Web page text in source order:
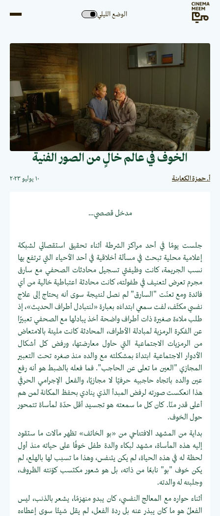
الوضع الليلي
الخوف في عالم خالٍ من الصور الفنية
أ. حمزة الكعابنة ١٠ يوليو ٢٠٢٣
مدخل قصصي…
جلست يومًا في أحد مراكز الشرطة أثناء تحقيق استقصائي لشبكة
إعلامية محلية تبحث في مسألة أخلاقية في أحد الأحياء التي ترتفع بها
نسب الجريمة، كانت وظيفتي تسجيل محادثات الصحفي مع سارق
مجرم تعرض لتعنيف في طفولته، كانت محادثة اعتباطية خالية من أي
فائدة ومع تعنّت "السارق" لم نصل لنتيجة سوى أنه يحتاج إلى علاج
نفسي مكثّف، لفت سمعي ابتداءَه بعبارة «لنتبادل أطراف الحديث»، إذ
طلب ملاءة صغيرة ذات أطراف واضحة أخذ يبادلها مع الصحفي تعبيرًا
عن الفكرة الرمزية لمبادلة الأطراف، المحادثة كانت مليئة بالامتعاض
من الرمزيات الاجتماعية التي حاول معارضتها، ورفض كل أشكال
الأدوار الاجتماعية ابتداءً بمشكلته مع والده منذ صغره تحت التعبير
المجازي "العين ما تعلى عن الحاجب". فما فعله بالضبط هو أنه رفع
عين والده باتجاه حاجبيه حرفيًا لا مجازيًا، والفعل الإجرامي الحرفي
هذا انعكست صورته لرفض المبدأ الذي ينادي بحفظ المكانة لمن هم
أعلى قدر منّا. كان كل ما سمعته هو تجسيد أقل حدّة لمأساة تتمحور
حول الخوف.
بداية من المشهد الافتتاحي من «بو الخائف» تظهر مآلات ما ستقود
إليه هذه المأساة، مشهد لبكاء والدة طفل خوفًا على حياته منذ أول
لحظة له في هذه الحياة، لم يكن يتنفس، وهذا ما تسبب لها بالهلع، لم
يكن خوف "بو" نابعًا من ذاته، بل هو شعور مكتسب كوّنته الظروف،
وجلبته له والدته.
أثناء حواره مع المعالج النفسي، كان يبدو منهزمًا، يشعر بالذنب، ليس
الفعلُ هو ما كان يبذر عنه بل ردة الفعل، لم يقل شيئًا سوى إعطاءه